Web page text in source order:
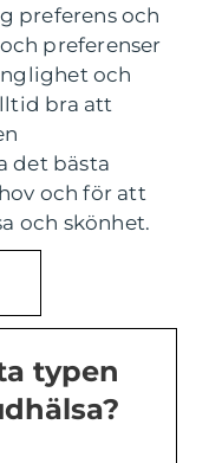
preferens och
preferenser
och
bra att
det bästa
och för att
och skönhet.
typen